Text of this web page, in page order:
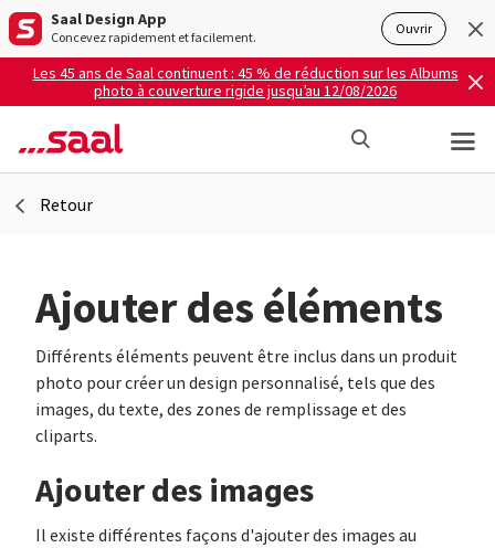
Saal Design App
Concevez rapidement et facilement. Ouvrir
Les 45 ans de Saal continuent : 45 % de réduction sur les Albums
photo à couverture rigide jusqu’au 12/08/2026
Retour
Ajouter des éléments
Différents éléments peuvent être inclus dans un produit
photo pour créer un design personnalisé, tels que des
images, du texte, des zones de remplissage et des
cliparts.
Ajouter des images
Il existe différentes façons d'ajouter des images au